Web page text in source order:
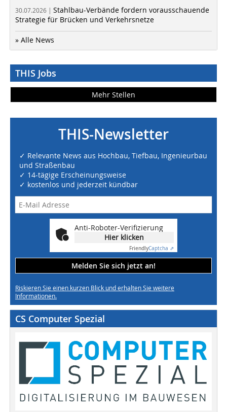
30.07.2026 | Stahlbau-Verbände fordern vorausschauende
Strategie für Brücken und Verkehrsnetze
» Alle News
THIS Jobs
Mehr Stellen
THIS-Newsletter
✓ Relevante News aus Hochbau, Tiefbau, Ingenieurbau
und Straßenbau
✓ 14-tägige Erscheinungsweise
✓ kostenlos und jederzeit kündbar
Anti-Roboter-Verifizierung
Hier klicken
FriendlyCaptcha ⇗
Melden Sie sich jetzt an!
Riskieren Sie einen kurzen Blick und erhalten Sie weitere
Informationen.
CS Computer Spezial